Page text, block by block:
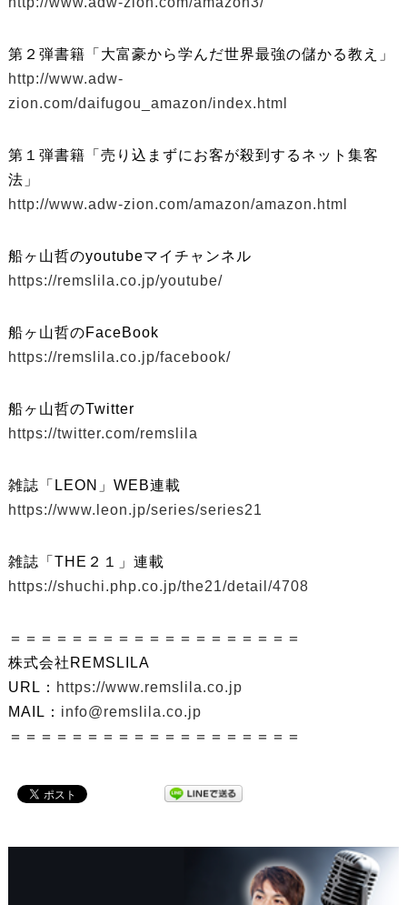
第２弾書籍「大富豪から学んだ世界最強の儲かる教え」
http://www.adw-
zion.com/daifugou_amazon/index.html
第１弾書籍「売り込まずにお客が殺到するネット集客
法」
http://www.adw-zion.com/amazon/amazon.html
船ヶ山哲のyoutubeマイチャンネル
https://remslila.co.jp/youtube/
船ヶ山哲のFaceBook
https://remslila.co.jp/facebook/
船ヶ山哲のTwitter
https://twitter.com/remslila
雑誌「LEON」WEB連載
https://www.leon.jp/series/series21
雑誌「THE２１」連載
https://shuchi.php.co.jp/the21/detail/4708
＝＝＝＝＝＝＝＝＝＝＝＝＝＝＝＝＝＝＝
株式会社REMSLILA
URL： https://www.remslila.co.jp
MAIL： info@remslila.co.jp
＝＝＝＝＝＝＝＝＝＝＝＝＝＝＝＝＝＝＝